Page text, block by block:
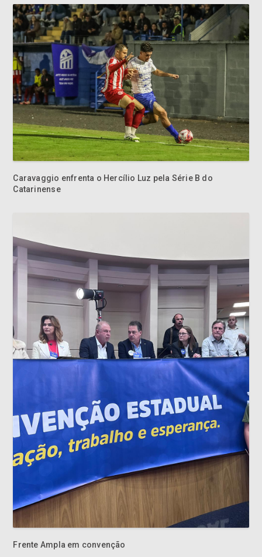
Caravaggio enfrenta o Hercílio Luz pela Série B do
Catarinense
Frente Ampla em convenção